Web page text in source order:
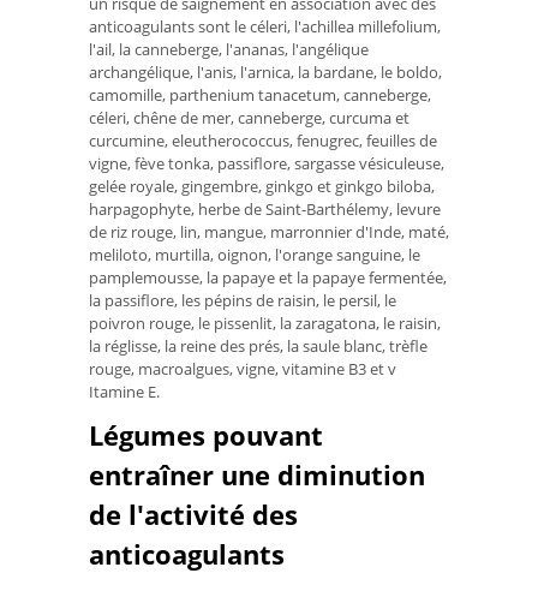
anticoagulants sont le céleri, l'achillea millefolium,
l'ail, la canneberge, l'ananas, l'angélique
archangélique, l'anis, l'arnica, la bardane, le boldo,
camomille, parthenium tanacetum, canneberge,
céleri, chêne de mer, canneberge, curcuma et
curcumine, eleutherococcus, fenugrec, feuilles de
vigne, fève tonka, passiflore, sargasse vésiculeuse,
gelée royale, gingembre, ginkgo et ginkgo biloba,
harpagophyte, herbe de Saint-Barthélemy, levure
de riz rouge, lin, mangue, marronnier d'Inde, maté,
meliloto, murtilla, oignon, l'orange sanguine, le
pamplemousse, la papaye et la papaye fermentée,
la passiflore, les pépins de raisin, le persil, le
poivron rouge, le pissenlit, la zaragatona, le raisin,
la réglisse, la reine des prés, la saule blanc, trèfle
rouge, macroalgues, vigne, vitamine B3 et v
Itamine E.
Légumes pouvant
entraîner une diminution
de l'activité des
anticoagulants